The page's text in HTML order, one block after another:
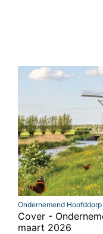
Ondernemend
Cover -
maart 2026